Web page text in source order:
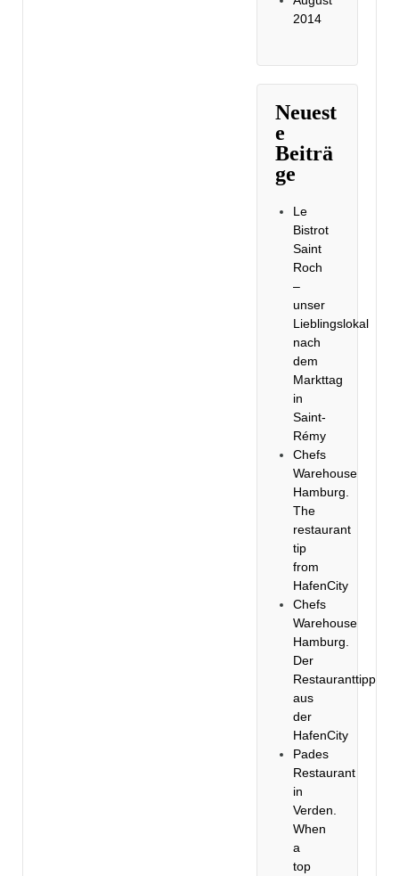
2014
Neuest
e
Beiträ
ge
Le
Bistrot
Saint
Roch
–
unser
Lieblingslokal
nach
dem
Markttag
in
Saint-
Rémy
Chefs
Warehouse
Hamburg.
The
restaurant
tip
from
HafenCity
Chefs
Warehouse
Hamburg.
Der
Restauranttipp
aus
der
HafenCity
Pades
Restaurant
in
Verden.
When
a
top